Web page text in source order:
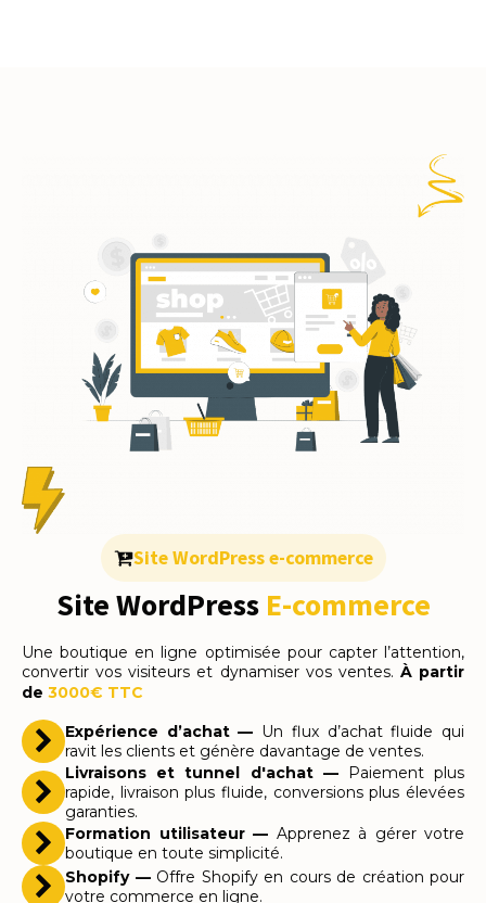
Site WordPress e-commerce
Site WordPress E-commerce
Une boutique en ligne optimisée pour capter l’attention,
convertir vos visiteurs et dynamiser vos ventes. À partir
de 3000€ TTC
Expérience d’achat — Un flux d’achat fluide qui
ravit les clients et génère davantage de ventes.
Livraisons et tunnel d'achat —Paiement plus
rapide, livraison plus fluide, conversions plus élevées
garanties.
Formation utilisateur — Apprenez à gérer votre
boutique en toute simplicité.
Shopify —Offre Shopify en cours de création pour
votre commerce en ligne.